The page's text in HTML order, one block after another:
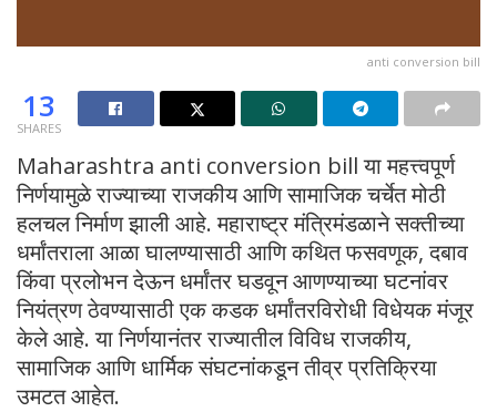
anti conversion bill
13
SHARES
Maharashtra anti conversion bill या महत्त्वपूर्ण
निर्णयामुळे राज्याच्या राजकीय आणि सामाजिक चर्चेत मोठी
हलचल निर्माण झाली आहे. महाराष्ट्र मंत्रिमंडळाने सक्तीच्या
धर्मांतराला आळा घालण्यासाठी आणि कथित फसवणूक, दबाव
किंवा प्रलोभन देऊन धर्मांतर घडवून आणण्याच्या घटनांवर
नियंत्रण ठेवण्यासाठी एक कडक धर्मांतरविरोधी विधेयक मंजूर
केले आहे. या निर्णयानंतर राज्यातील विविध राजकीय,
सामाजिक आणि धार्मिक संघटनांकडून तीव्र प्रतिक्रिया
उमटत आहेत.